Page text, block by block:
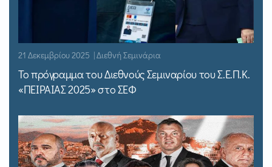
21 Δεκεμβρίου 2025 | Διεθνή Σεμινάρια
Το πρόγραμμα του Διεθνούς Σεμιναρίου του Σ.Ε.Π.Κ.
«ΠΕΙΡΑΙΑΣ 2025» στο ΣΕΦ